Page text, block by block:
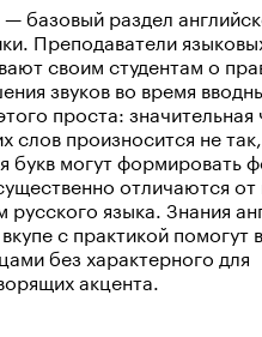
базовый раздел
Преподаватели
своим студентам о
звуков во время
проста: значительная
слов произносится не
букв могут формировать
отличаются
русского языка. Знания
с практикой помогут
без характерного для
акцента.